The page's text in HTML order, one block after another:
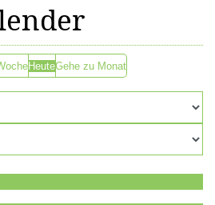
HeuteGehe zu Monat